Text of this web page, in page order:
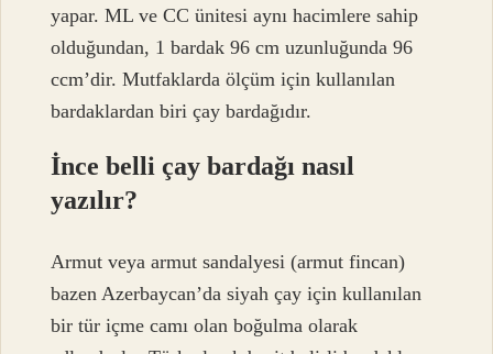
yapar. ML ve CC ünitesi aynı hacimlere sahip
olduğundan, 1 bardak 96 cm uzunluğunda 96
ccm’dir. Mutfaklarda ölçüm için kullanılan
bardaklardan biri çay bardağıdır.
İnce belli çay bardağı nasıl
yazılır?
Armut veya armut sandalyesi (armut fincan)
bazen Azerbaycan’da siyah çay için kullanılan
bir tür içme camı olan boğulma olarak